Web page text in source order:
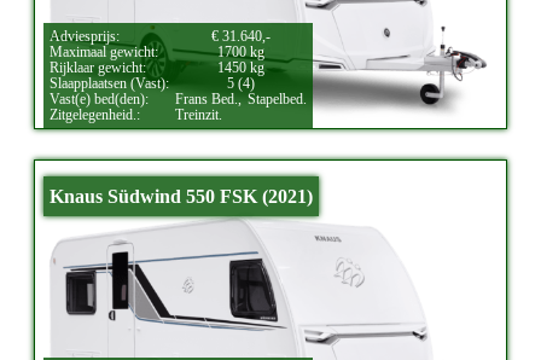
Adviesprijs:
€ 31.640,-
Maximaal gewicht:
1700 kg
Rijklaar gewicht:
1450 kg
Slaapplaatsen (Vast):
5 (4)
Vast(e) bed(den):
Frans Bed.,
Stapelbed.
Zitgelegenheid.:
Treinzit.
Knaus Südwind 550 FSK (2021)